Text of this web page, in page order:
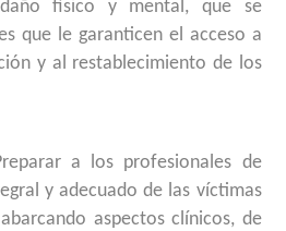
físico y mental, que se
que le garanticen el acceso a
y al restablecimiento de los
a los profesionales de
y adecuado de las víctimas
aspectos clínicos, de